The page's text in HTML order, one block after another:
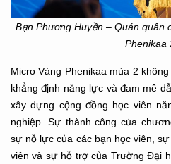
Bạn Phương Huyền – Quán quân
Phenikaa
Micro Vàng Phenikaa mùa 2
khẳng định năng lực và đam mê
xây dựng cộng đồng học viên
nghiệp. Sự thành công của
sự nỗ lực của các bạn học viên,
viên và sự hỗ trợ của Trường Đại